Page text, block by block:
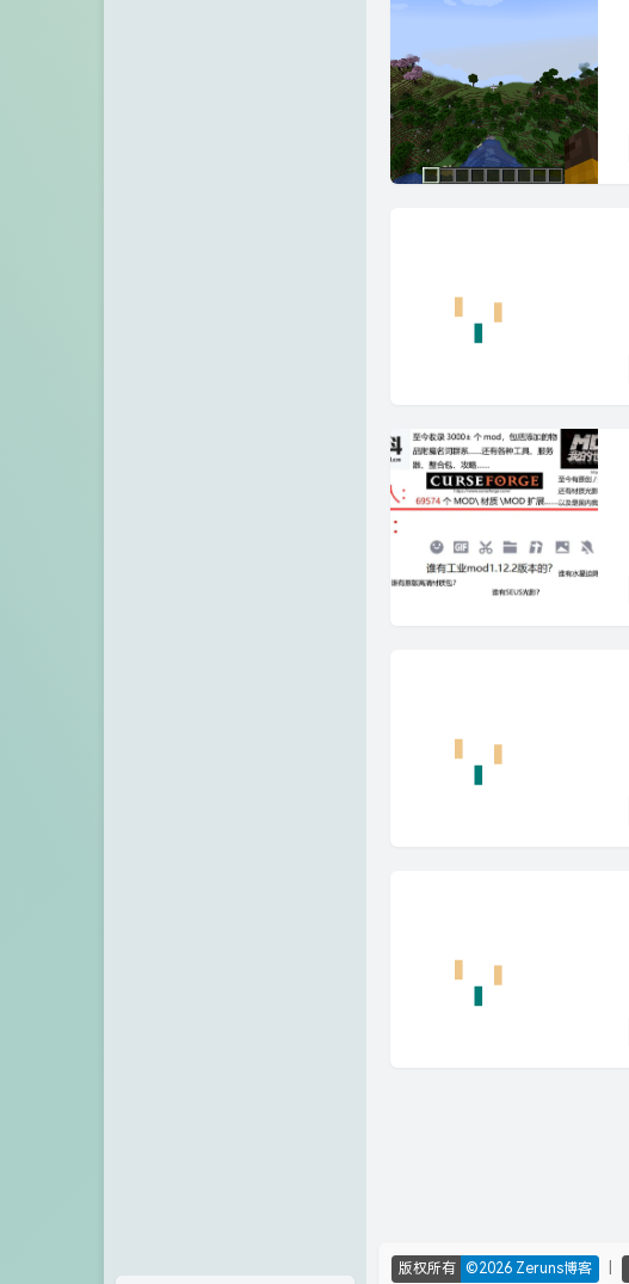
版权所有 ©2026 Zeruns博客